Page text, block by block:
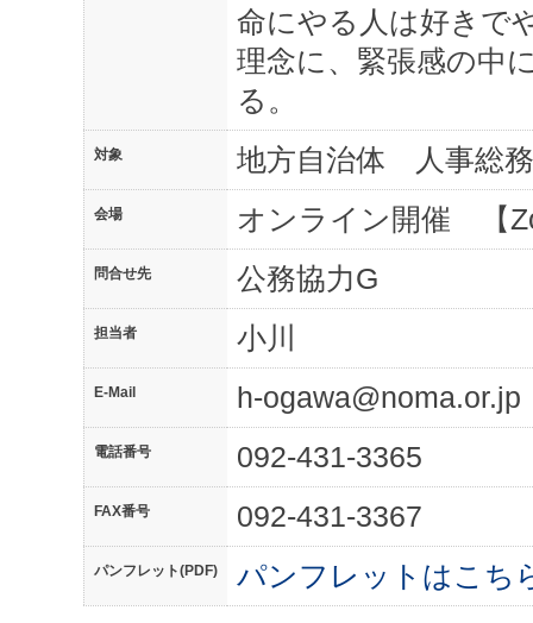
命にやる人は好きで
理念に、緊張感の中
る。
対象 地方自治体 人事総
会場 オンライン開催 【
問合せ先 公務協力G
担当者 小川
E-Mail h-ogawa@noma.or.jp
電話番号 092-431-3365
FAX番号 092-431-3367
パンフレット(PDF) パンフレットはこち